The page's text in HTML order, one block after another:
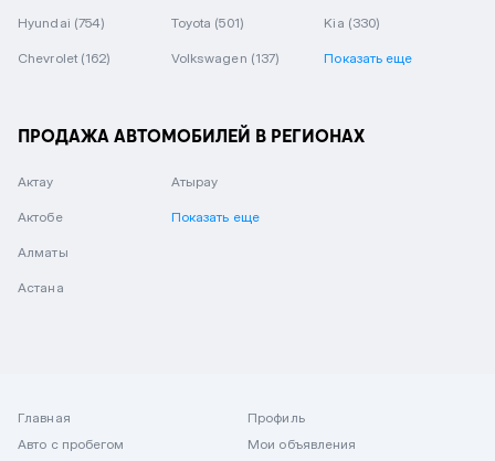
Hyundai (754) Toyota (501) Kia (330)
Chevrolet (162) Volkswagen (137) Показать еще
ПРОДАЖА АВТОМОБИЛЕЙ В РЕГИОНАХ
Актау
Актобе
Алматы
Астана
Атырау
Показать еще
Главная
Авто с пробегом
Профиль
Мои объявления